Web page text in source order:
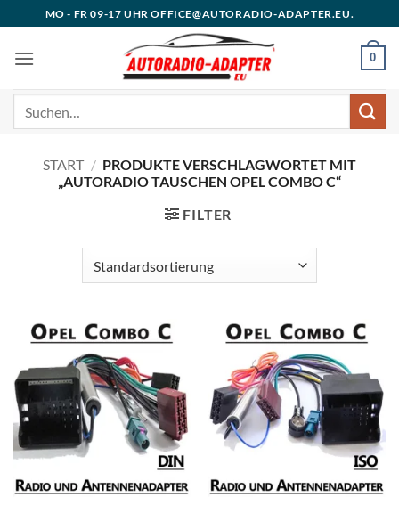
Inhalt
springen
MO - FR 09-17 UHR OFFICE@AUTORADIO-ADAPTER.EU.
0
START / PRODUKTE VERSCHLAGWORTET MIT
„AUTORADIO TAUSCHEN OPEL COMBO C“
FILTER